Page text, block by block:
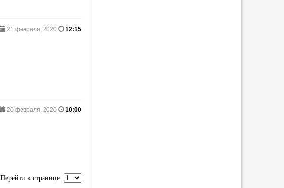
21 февраля, 2020 12:15
20 февраля, 2020 10:00
Перейти к странице: